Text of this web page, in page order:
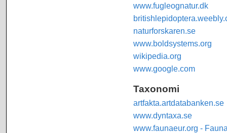
www.fugleognatur.dk
naturforskaren.se
www.boldsystems.org
wikipedia.org
www.google.com
Taxonomi
artfakta.artdatabanken.se
www.dyntaxa.se
www.faunaeur.org -